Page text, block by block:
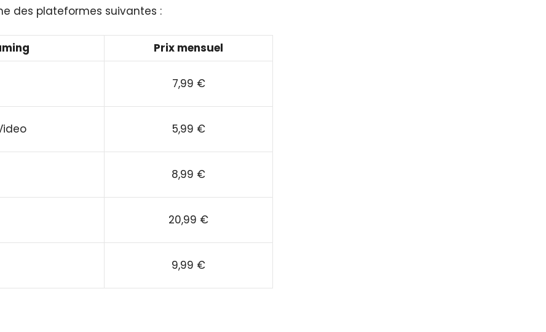
des plateformes suivantes :
Prix mensuel
7,99 €
5,99 €
8,99 €
20,99 €
9,99 €